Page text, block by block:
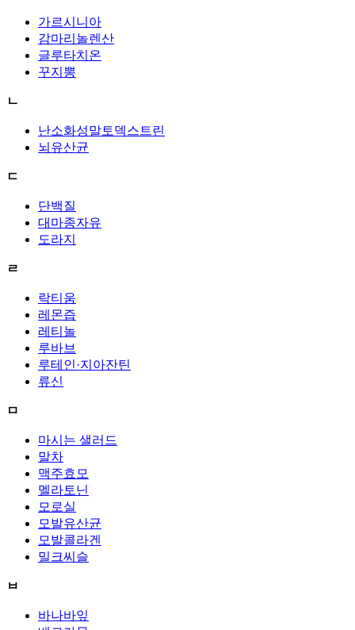
가르시니아
감마리놀렌산
글루타치온
꾸지뽕
ㄴ
난소화성말토덱스트린
뇌유산균
ㄷ
단백질
대마종자유
도라지
ㄹ
락티움
레몬즙
레티놀
루바브
루테인·지아잔틴
류신
ㅁ
마시는 샐러드
말차
맥주효모
멜라토닌
모로실
모발유산균
모발콜라겐
밀크씨슬
ㅂ
바나바잎